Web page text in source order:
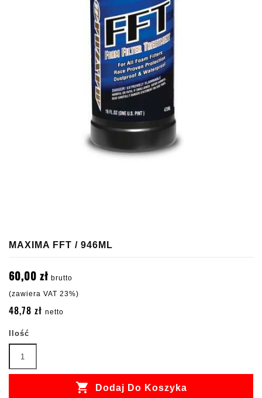
MAXIMA FFT / 946ML
60,00 zł brutto
(zawiera VAT 23%)
48,78 zł netto
Ilość
 Dodaj Do Koszyka